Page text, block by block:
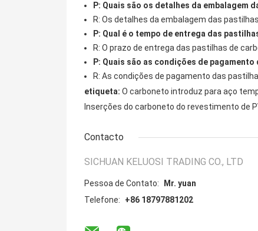
P: Quais são os detalhes da embalagem
R: Os detalhes da embalagem das
P: Qual é o tempo de entrega das
R: O prazo de entrega das pastilhas de
P: Quais são as condições de
R: As condições de pagamento das
etiqueta: O carboneto introduz para aço
Inserções do carboneto do revestimento de
Contacto
SICHUAN KELUOSI TRADING CO., LTD
Pessoa de Contato:
Mr. yuan
Telefone:
+86 18797881202